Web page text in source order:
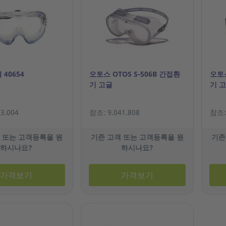
40654
는 고객등록을 원
하시나요?
가격보기
오토스 OTOS S-506B 간접환
기 고글
참조: 9.041.808
기존 고객 또는 고객등록을 원
하시나요?
가격보기
오
기
참
기